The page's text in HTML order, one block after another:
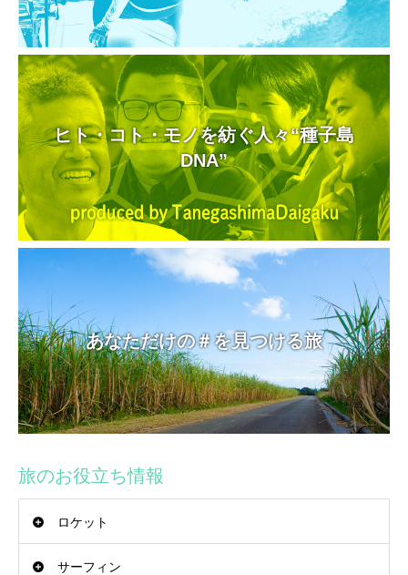
ヒト・コト・モノを紡ぐ人々“種子島
DNA”
あなただけの＃を見つける旅
旅のお役立ち情報
ロケット
サーフィン